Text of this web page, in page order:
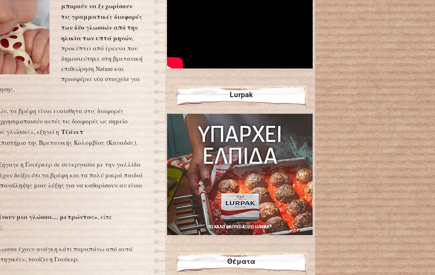
μπορούν να ξεχωρίσουν
τις γραμματικές διαφορές
των δύο γλωσσών από την
ηλικία των επτά μηνών,
προκύπτει από έρευνα που
δημοσιεύτηκε στη βρετανική
επιθεώρηση Nature και
προσφέρει νέα στοιχεία για
τα βρέφη είναι ευαίσθητα στις διαφορές
αυτές τις διαφορές ως σημείο
γλώσσες», εξηγεί η Τζάνετ
της Βρετανικής Κολομβίας (Καναδάς).
η Γουέρκερ σε συνεργασία με την γαλλίδα
δείξει ότι τα βρέφη και τα πολύ μικρά παιδιά
μιας λέξης για να καθορίσουν αν είναι
μια γλώσσα… μετρώντας», είπε
έχουν ανάγκη κάτι παραπάνω από αυτό
τονίζει η Γουέκερ.
Lurpak
Θέματα